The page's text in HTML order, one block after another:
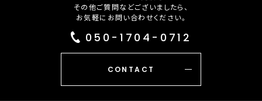
その他ご質問などございましたら、
お気軽にお問い合わせください。
050-1704-0712
CONTACT